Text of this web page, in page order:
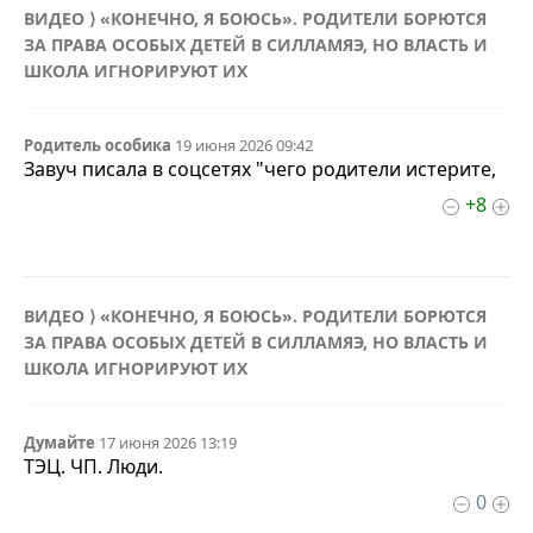
ВИДЕО ⟩ «КОНЕЧНО, Я БОЮСЬ». РОДИТЕЛИ БОРЮТСЯ
ЗА ПРАВА ОСОБЫХ ДЕТЕЙ В СИЛЛАМЯЭ, НО ВЛАСТЬ И
ШКОЛА ИГНОРИРУЮТ ИХ
Родитель особика 19 июня 2026 09:42
Завуч писала в соцсетях "чего родители истерите,
+8
ВИДЕО ⟩ «КОНЕЧНО, Я БОЮСЬ». РОДИТЕЛИ БОРЮТСЯ
ЗА ПРАВА ОСОБЫХ ДЕТЕЙ В СИЛЛАМЯЭ, НО ВЛАСТЬ И
ШКОЛА ИГНОРИРУЮТ ИХ
Думайте 17 июня 2026 13:19
ТЭЦ. ЧП. Люди.
0